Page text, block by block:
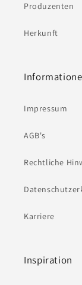
Produzenten
Herkunft
Impressum
AGB's
Rechtliche
Karriere
Inspiration